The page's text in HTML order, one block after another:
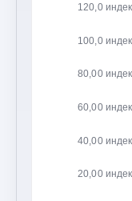
20,00
40,00
60,00
80,00
100,0
120,0